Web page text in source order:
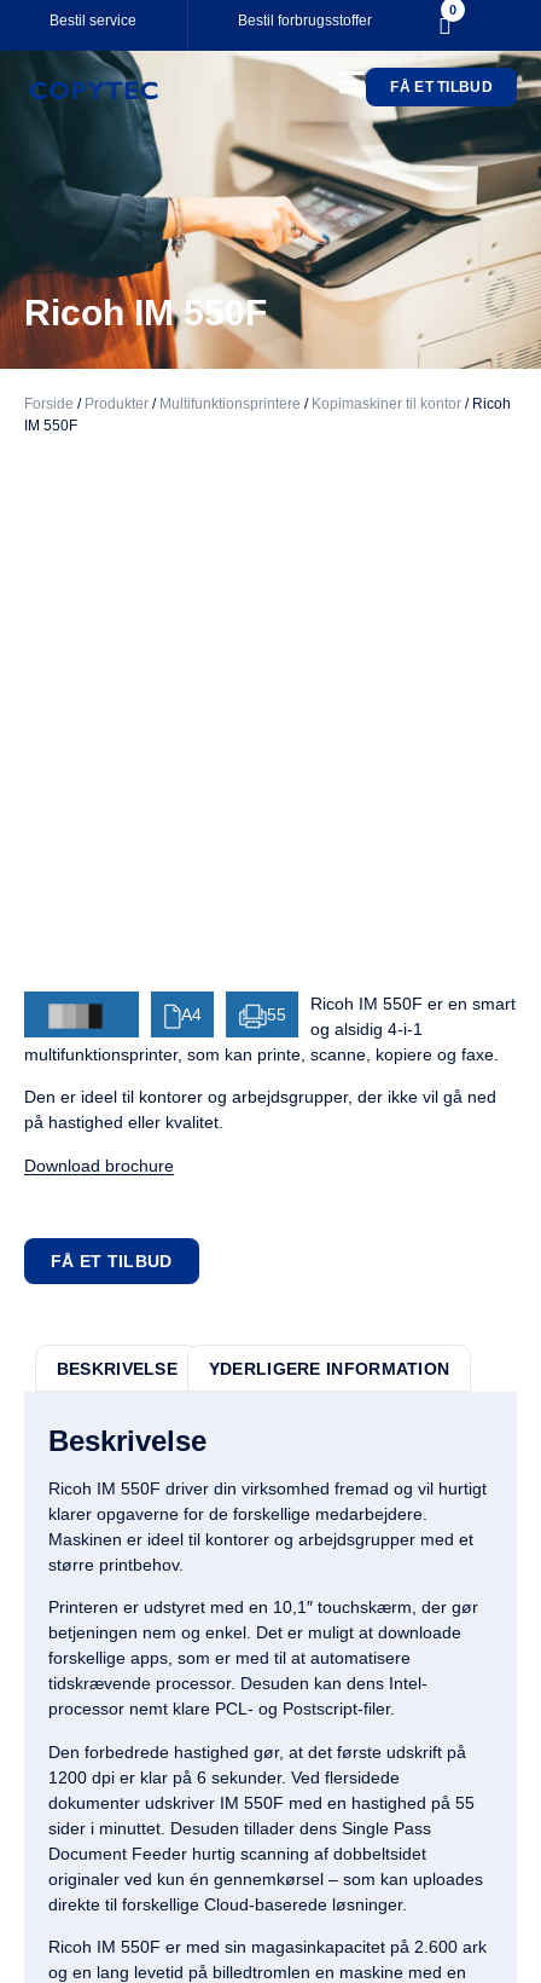
Bestil service Bestil forbrugsstoffer
0
Your cart is empty.
Subtotal: kr.
kr. inkl. moms
SE KURV KASSE
FÅ ET TILBUD
Ricoh IM 550F
Forside / Produkter / Multifunktionsprintere / Kopimaskiner til kontor / Ricoh
IM 550F
A4 55
Ricoh IM 550F er en smart
og alsidig 4-i-1
multifunktionsprinter, som kan printe, scanne, kopiere og faxe.
Den er ideel til kontorer og arbejdsgrupper, der ikke vil gå ned
på hastighed eller kvalitet.
Download brochure
FÅ ET TILBUD
BESKRIVELSE YDERLIGERE INFORMATION
Beskrivelse
Ricoh IM 550F driver din virksomhed fremad og vil hurtigt
klarer opgaverne for de forskellige medarbejdere.
Maskinen er ideel til kontorer og arbejdsgrupper med et
større printbehov.
Printeren er udstyret med en 10,1″ touchskærm, der gør
betjeningen nem og enkel. Det er muligt at downloade
forskellige apps, som er med til at automatisere
tidskrævende processor. Desuden kan dens Intel-
processor nemt klare PCL- og Postscript-filer.
Den forbedrede hastighed gør, at det første udskrift på
1200 dpi er klar på 6 sekunder. Ved flersidede
dokumenter udskriver IM 550F med en hastighed på 55
sider i minuttet. Desuden tillader dens Single Pass
Document Feeder hurtig scanning af dobbeltsidet
originaler ved kun én gennemkørsel – som kan uploades
direkte til forskellige Cloud-baserede løsninger.
Ricoh IM 550F er med sin magasinkapacitet på 2.600 ark
og en lang levetid på billedtromlen en maskine med en